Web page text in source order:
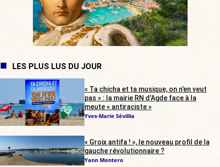
LES PLUS LUS DU JOUR
« Ta chicha et ta musique, on n’en veut
pas » : la mairie RN d’Agde face à la
meute « antiraciste »
Yves-Marie Sévillia
« Groix antifa ! », le nouveau profil de la
gauche révolutionnaire ?
Yann Montero